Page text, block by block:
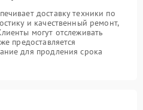
доставку техники по
и качественный ремонт,
могут отслеживать
предоставляется
для продления срока